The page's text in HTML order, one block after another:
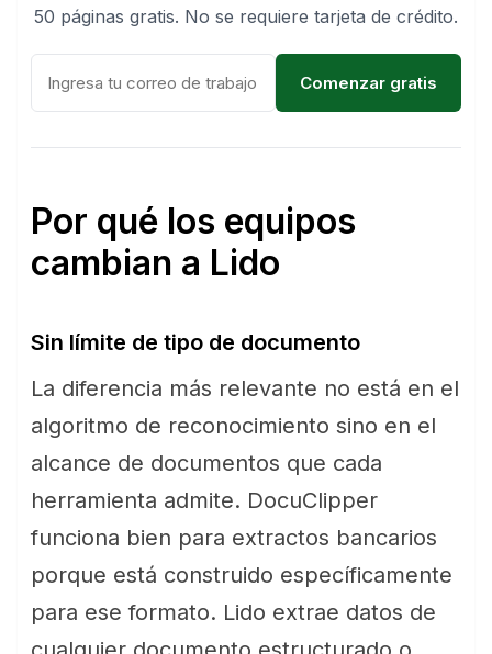
50 páginas gratis. No se requiere tarjeta de crédito.
Comenzar gratis
Por qué los equipos
cambian a Lido
Sin límite de tipo de documento
La diferencia más relevante no está en el
algoritmo de reconocimiento sino en el
alcance de documentos que cada
herramienta admite. DocuClipper
funciona bien para extractos bancarios
porque está construido específicamente
para ese formato. Lido extrae datos de